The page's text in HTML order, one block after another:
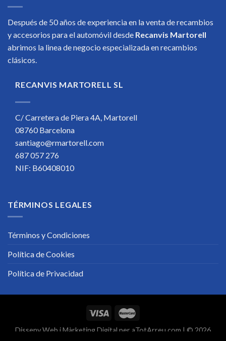
Después de 50 años de experiencia en la venta de recambios
y accesorios para el automóvil desde Recanvis Martorell
abrimos la linea de negocio especializada en recambios
clásicos.
RECANVIS MARTORELL SL
C/ Carretera de Piera 4A, Martorell
08760 Barcelona
santiago@rmartorell.com
687 057 276
NIF: B60408010
TÉRMINOS LEGALES
Términos y Condiciones
Política de Cookies
Política de Privacidad
Disseny Web iMàrketing Digital per aTotArreu.com | © 2026